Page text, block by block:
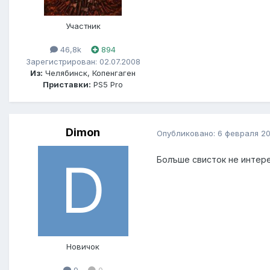
Участник
46,8k
894
Зарегистрирован: 02.07.2008
Из: Челябинск, Копенгаген
Приставки: PS5 Pro
Dimon
Новичок
Опубликовано: 6 февраля
Болъше свисток не